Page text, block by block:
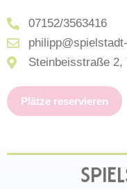
07152/3563416
Steinbeisstraße 2,
Plätze reservieren